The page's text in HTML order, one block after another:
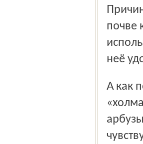
почве
неё
А как поживают у Баскова арбузы? Игорь ведёт меня по